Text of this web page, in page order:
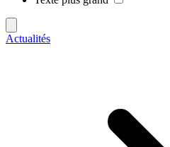
Actualités